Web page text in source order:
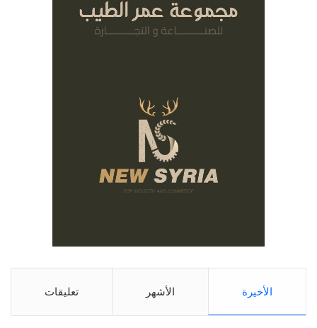
الأخيرة الأشهر تعليقات